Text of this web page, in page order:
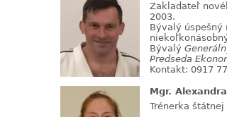
Zakladateľ
2003.
Bývalý úspešný
Bývalý
Predseda
Kontakt: 0917
Mgr.
Trénerka